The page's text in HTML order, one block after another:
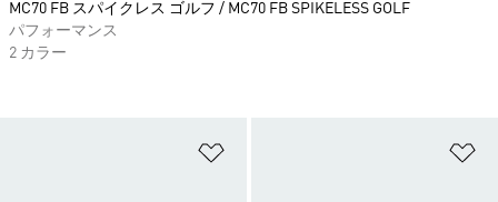
MC70 FB スパイクレス ゴルフ / MC70 FB SPIKELESS GOLF
パフォーマンス
2 カラー